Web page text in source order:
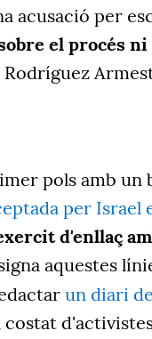
acusació per
el procés
pols amb un
per Israel
d'enllaç
aquestes
un diari
costat